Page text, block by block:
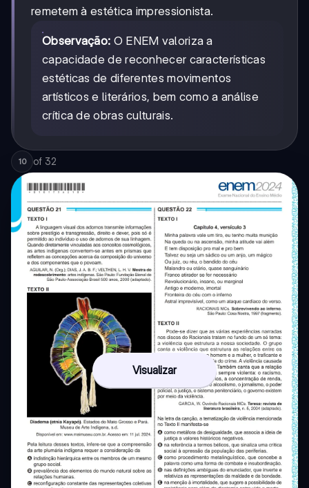
remetem à estética impressionista.
Observação: O ENEM valoriza a
capacidade de reconhecer características
estéticas de diferentes movimentos
artísticos e literários, bem como a análise
crítica de obras culturais.
10 of 32
Visualizar